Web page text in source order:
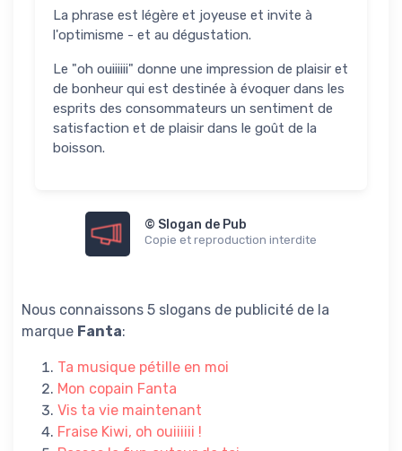
La phrase est légère et joyeuse et invite à
l'optimisme - et au dégustation.
Le "oh ouiiiiii" donne une impression de plaisir et
de bonheur qui est destinée à évoquer dans les
esprits des consommateurs un sentiment de
satisfaction et de plaisir dans le goût de la
boisson.
© Slogan de Pub
Copie et reproduction interdite
Nous connaissons 5 slogans de publicité de la
marque Fanta:
Ta musique pétille en moi
Mon copain Fanta
Vis ta vie maintenant
Fraise Kiwi, oh ouiiiiii !